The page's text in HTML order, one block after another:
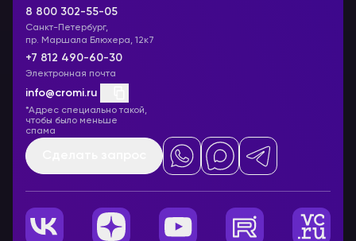
8 800 302-55-05
Санкт-Петербург,
пр. Маршала Блюхера, 12к7
+7 812 490-60-30
Электронная почта
info@cromi.ru
*Адрес специально такой,
чтобы было меньше
спама